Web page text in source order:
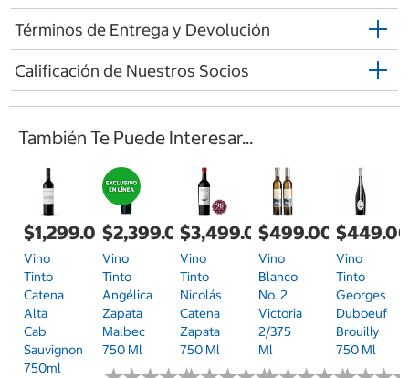
Términos de Entrega y Devolución
Calificación de Nuestros Socios
También Te Puede Interesar...
$1,299.00
Vino
Tinto
Catena
Alta
Cab
Sauvignon
750ml
$2,399.00
Vino
Tinto
Angélica
Zapata
Malbec
750 Ml
$3,499.00
Vino
Tinto
Nicolás
Catena
Zapata
750 Ml
$499.00
Vino
Blanco
No. 2
Victoria
2/375
Ml
Vino
Tinto
Georges
Duboeuf
Brouilly
750 Ml